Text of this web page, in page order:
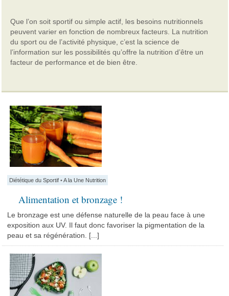
Que l’on soit sportif ou simple actif, les besoins nutritionnels
peuvent varier en fonction de nombreux facteurs. La nutrition
du sport ou de l’activité physique, c’est la science de
l’information sur les possibilités qu’offre la nutrition d’être un
facteur de performance et de bien être.
Diététique du Sportif •A la Une Nutrition
Alimentation et bronzage !
Le bronzage est une défense naturelle de la peau face à une
exposition aux UV. Il faut donc favoriser la pigmentation de la
peau et sa régénération. [...]